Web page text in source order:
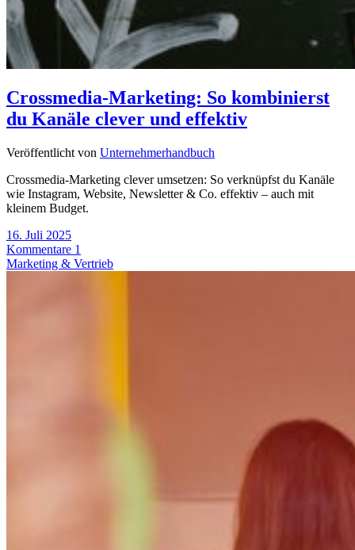
Crossmedia-Marketing: So kombinierst
du Kanäle clever und effektiv
Veröffentlicht von Unternehmerhandbuch
Crossmedia-Marketing clever umsetzen: So verknüpfst du Kanäle
wie Instagram, Website, Newsletter & Co. effektiv – auch mit
kleinem Budget.
16. Juli 2025
Kommentare 1
Marketing & Vertrieb